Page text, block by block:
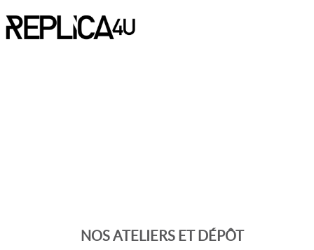
NOS ATELIERS ET DÉPÔT